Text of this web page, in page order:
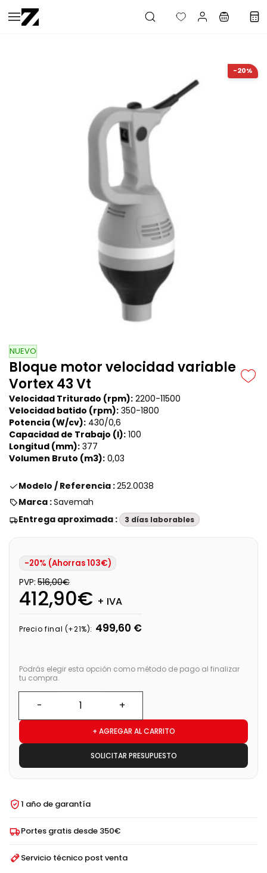
Saltar al
contenido
-20%
NUEVO
Bloque motor velocidad variable
Vortex 43 Vt
Velocidad Triturado (rpm): 2200-11500
Velocidad batido (rpm): 350-1800
Potencia (W/cv): 430/0,6
Capacidad de Trabajo (l): 100
Longitud (mm): 377
Volumen Bruto (m3): 0,03
Modelo / Referencia :252.0038
Marca :Savemah
Entrega aproximada :
3 días laborables
-20% (Ahorras 103€)
PVP: 516,00€
412,90€ + IVA
Precio final (+21%): 499,60 €
Podrás elegir esta opción como método de pago al finalizar
tu compra.
+ AGREGAR AL CARRITO
SOLICITAR PRESUPUESTO
1 año de garantía
Portes gratis desde 350€
Servicio técnico post venta